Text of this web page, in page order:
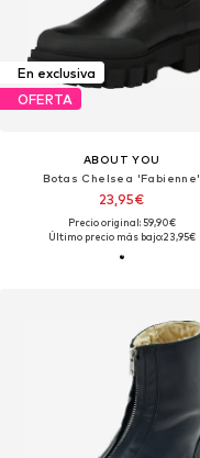
En exclusiva
OFERTA
ABOUT YOU
Botas Chelsea 'Fabienne'
23,95€
Precio original: 59,90€
Último precio más bajo:23,95€